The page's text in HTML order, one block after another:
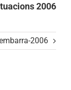
2006
2006